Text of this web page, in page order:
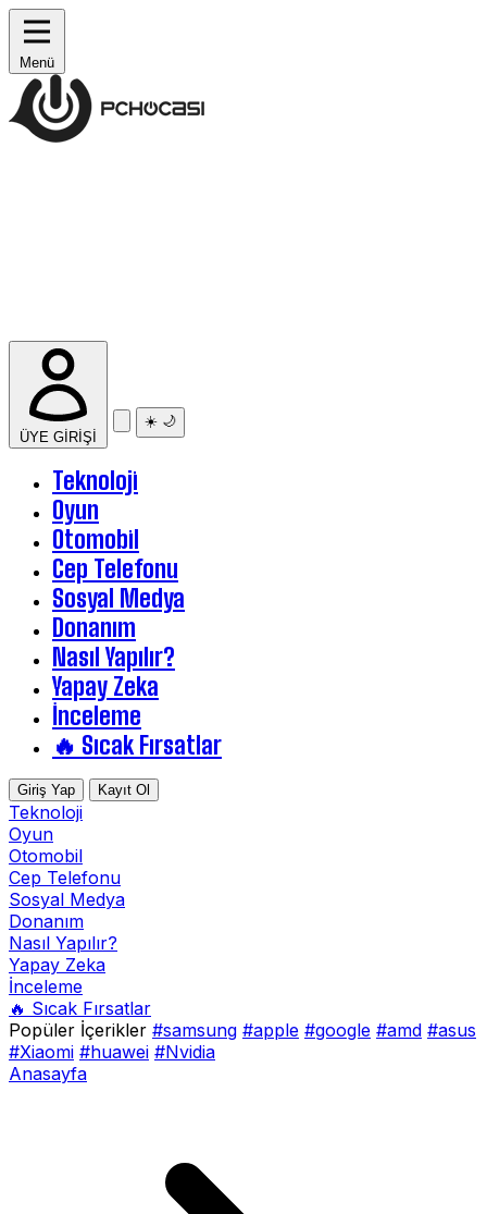
Menü
ÜYE GİRİŞİ
☀️ 🌙
Teknoloji
Oyun
Otomobil
Cep Telefonu
Sosyal Medya
Donanım
Nasıl Yapılır?
Yapay Zeka
İnceleme
🔥 Sıcak Fırsatlar
Giriş Yap Kayıt Ol
Teknoloji
Oyun
Otomobil
Cep Telefonu
Sosyal Medya
Donanım
Nasıl Yapılır?
Yapay Zeka
İnceleme
🔥 Sıcak Fırsatlar
Popüler İçerikler #samsung #apple #google #amd #asus
#Xiaomi #huawei #Nvidia
Anasayfa